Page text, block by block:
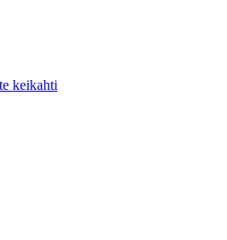
keikahti